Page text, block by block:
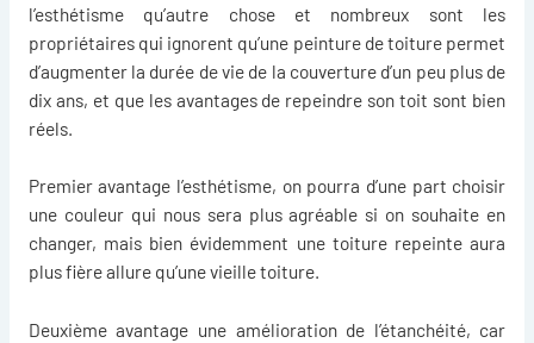
l’esthétisme qu’autre chose et nombreux sont les
propriétaires qui ignorent qu’une peinture de toiture permet
d’augmenter la durée de vie de la couverture d’un peu plus de
dix ans, et que les avantages de repeindre son toit sont bien
réels.
Premier avantage l’esthétisme, on pourra d’une part choisir
une couleur qui nous sera plus agréable si on souhaite en
changer, mais bien évidemment une toiture repeinte aura
plus fière allure qu’une vieille toiture.
Deuxième avantage une amélioration de l’étanchéité, car